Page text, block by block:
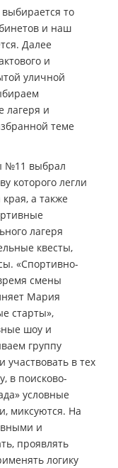
то
и наш
Далее
и
уличной
лагеря и
теме
№11 выбрал
которого легли
а также
лагеря
квесты,
«Спортивно-
смены
Мария
старты»,
шоу и
группу
участвовать в тех
в поисково-
условные
миксуются. На
и
проявлять
логику